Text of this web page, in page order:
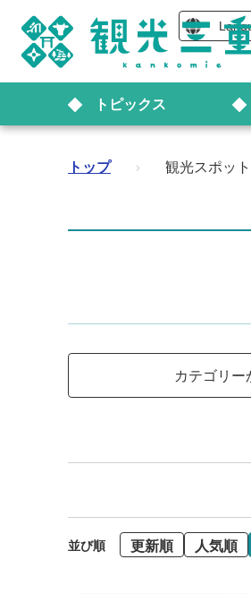
トピックス
トップ › 観光スポット
カテゴリー
並び順 更新順 人気順